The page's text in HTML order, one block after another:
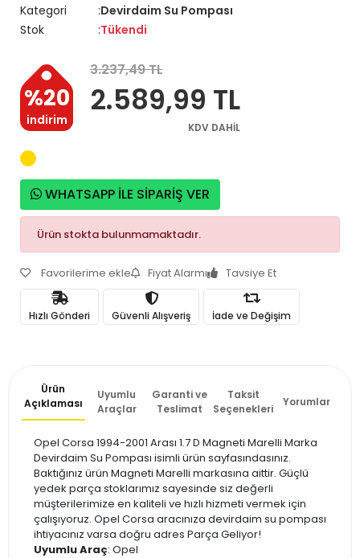
Kategori
Devirdaim Su Pompası
Stok
Tükendi
%20
indirim
3.237,49 TL
2.589,99 TL
KDV DAHİL
WHATSAPP İLE SİPARİŞ VER
Ürün stokta bulunmamaktadır.
Favorilerime ekle Fiyat Alarmı Tavsiye Et
Hızlı Gönderi Güvenli Alışveriş İade ve Değişim
Ürün
Açıklaması
Uyumlu
Araçlar
Garanti ve
Teslimat
Taksit
Seçenekleri
Yorumlar
Opel Corsa 1994-2001 Arası 1.7 D Magneti Marelli Marka
Devirdaim Su Pompası isimli ürün sayfasındasınız.
Baktığınız ürün Magneti Marelli markasına aittir. Güçlü
yedek parça stoklarımız sayesinde siz değerli
müşterilerimize en kaliteli ve hızlı hizmeti vermek için
çalışıyoruz. Opel Corsa aracınıza devirdaim su pompası
ihtiyacınız varsa doğru adres Parça Geliyor!
Uyumlu Araç: Opel